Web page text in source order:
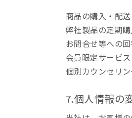
商品の購入・配送
弊社製品の定期
お問合せ等への
会員限定サービス
個別カウンセリ
7.個人情報の